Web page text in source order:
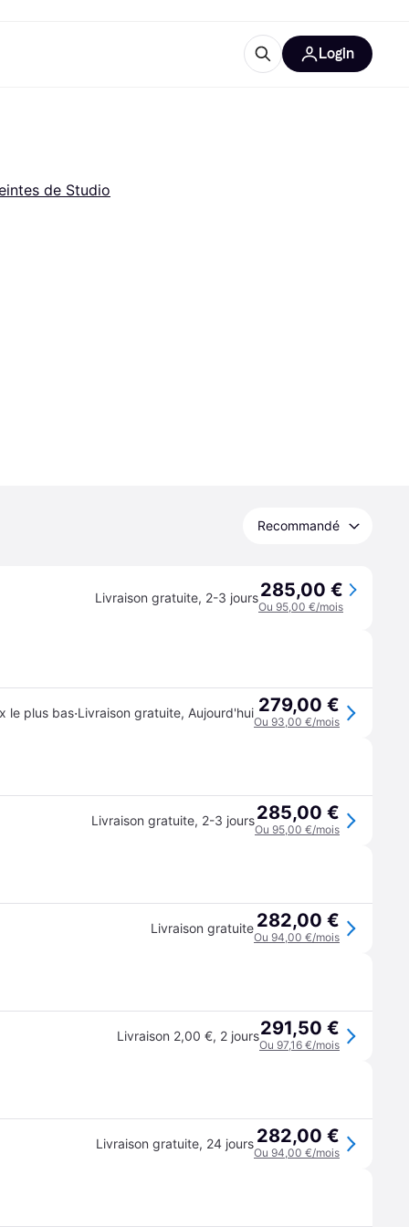
Login
de Studio
Recommandé
Livraison gratuite, 2-3 jours285,00 €
Ou 95,00 €/mois
le plus bas·Livraison gratuite, Aujourd'hui 279,00 €
Ou 93,00 €/mois
Livraison gratuite, 2-3 jours285,00 €
Ou 95,00 €/mois
Livraison gratuite 282,00 €
Ou 94,00 €/mois
Livraison 2,00 €, 2 jours291,50 €
Ou 97,16 €/mois
Livraison gratuite, 24 jours 282,00 €
Ou 94,00 €/mois